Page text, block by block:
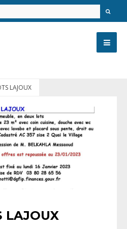
LAJOUX
LAJOUX